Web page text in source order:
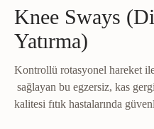
Knee Sways
Yatırma)
Kontrollü rotasyonel hareket
MobilizasyonEklemin
sağlayan bu egzersiz, kas
kalitesi fıtık hastalarında